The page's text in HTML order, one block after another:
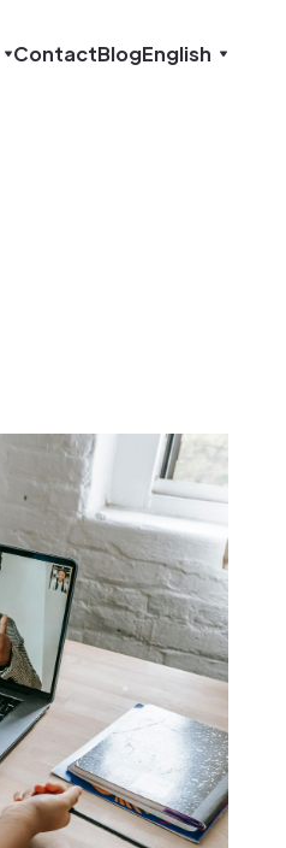
ContactBlogEnglish